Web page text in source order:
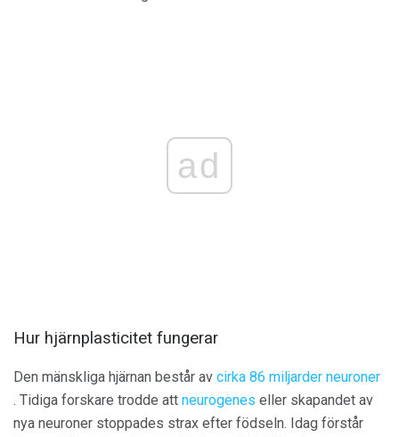
ad
Hur hjärnplasticitet fungerar
Den mänskliga hjärnan består av cirka 86 miljarder neuroner
. Tidiga forskare trodde att neurogenes eller skapandet av
nya neuroner stoppades strax efter födseln. Idag förstår